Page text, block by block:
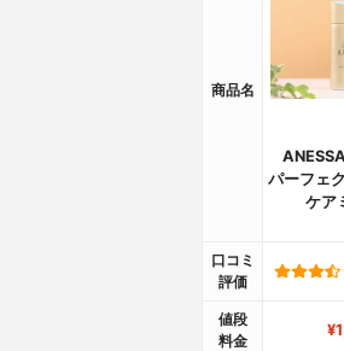
商品名
パーフェ
ケア
口コミ
評価
値段
料金